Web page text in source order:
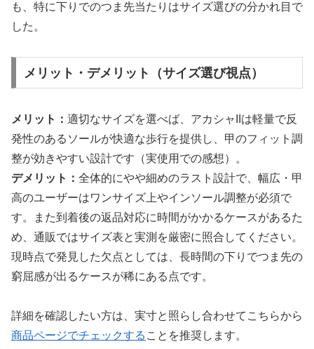
も、特に下りでのつま先当たりはサイズ選びの分かれ目で
した。
メリット・デメリット（サイズ選び視点）
メリット： 適切なサイズを選べば、アカシャIIは軽量で反
発性のあるソールが快適な歩行を提供し、甲のフィット調
整が効きやすい設計です（実使用での感想）。
デメリット： 全体的にやや細めのラスト設計で、幅広・甲
高のユーザーはワンサイズ上やインソール調整が必須で
す。また到着後の返品対応に時間がかかるケースがあるた
め、通販ではサイズ表と実測を厳密に照合してください。
現時点で発見した欠点としては、長時間の下りでつま先の
窮屈感が出るケースが稀にある点です。
詳細を確認したい方は、実寸と照らし合わせてこちらから
商品ページでチェックする ことを推奨します。